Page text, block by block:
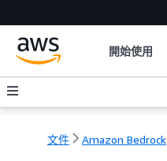
開始使用
文件 Amazon Bedrock